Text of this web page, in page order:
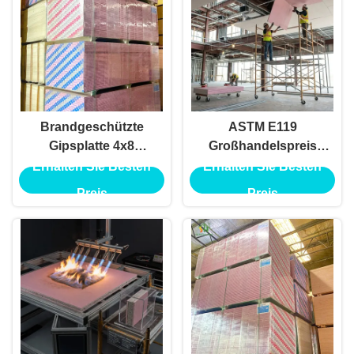
Brandgeschützte
Gipsplatte 4x8
feuerfeste Trockenwand
Gemeinsames Merkmal
für die Trennwand der
Decke
Erhalten Sie Besten
Preis
ASTM E119
Großhandelspreis
Trockenwand
Erhalten Sie Besten
Preis